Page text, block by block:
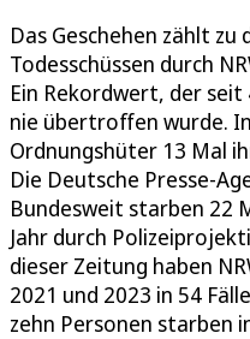
Das Geschehen zählt zu
Todesschüssen durch
Ein Rekordwert, der seit
nie übertroffen wurde.
Ordnungshüter 13 Mal
Die Deutsche Presse-
Bundesweit starben 22
Jahr durch
dieser Zeitung haben
2021 und 2023 in 54
zehn Personen starben